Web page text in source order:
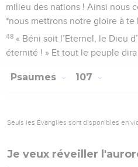
milieu des nations ! Ainsi nous
*nous mettrons notre gloire à te
48 « Béni soit l’Eternel, le Dieu
éternité ! » Et tout le peuple dira
Psaumes 107
Seuls les Évangiles sont disponibles en
Je veux réveiller